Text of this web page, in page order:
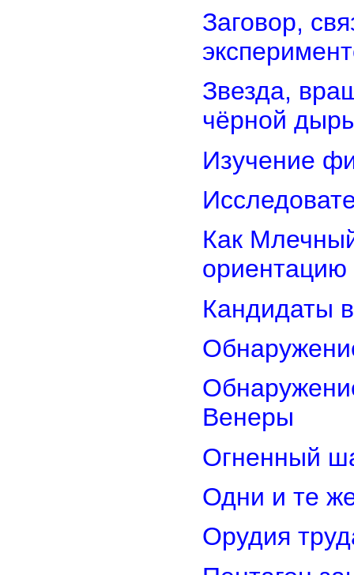
Заговор,
Звезда,
чёрной
Изучение
Как
ориентацию
Кандидаты
Венеры
Огненный
Одни и те
Орудия